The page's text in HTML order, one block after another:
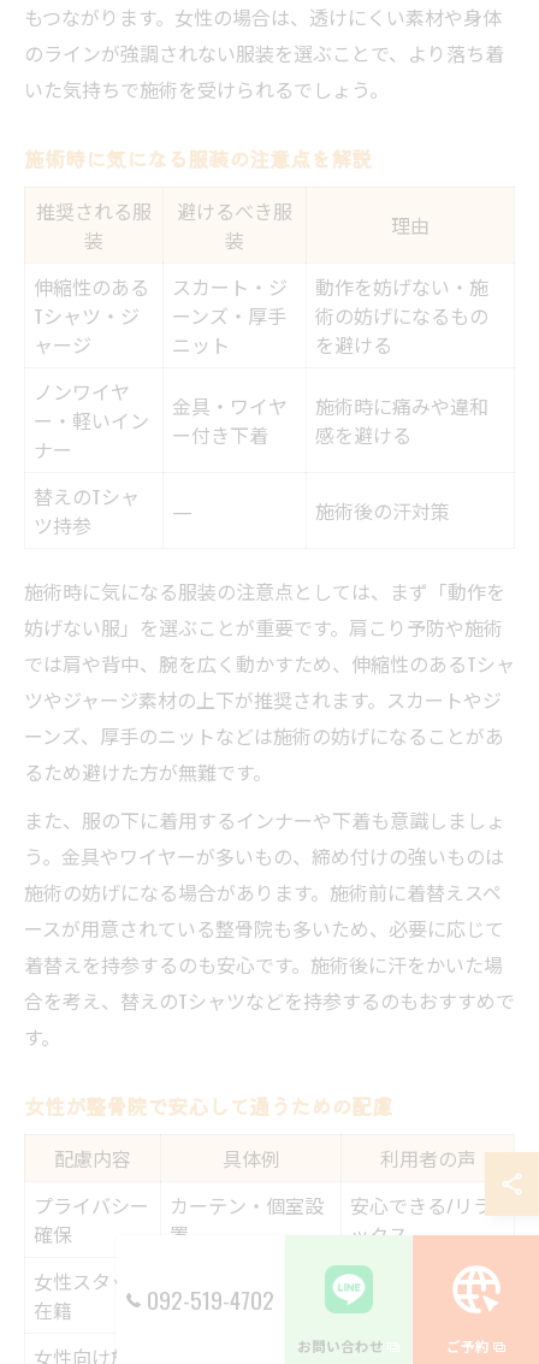
もつながります。女性の場合は、透けにくい素材や身体
のラインが強調されない服装を選ぶことで、より落ち着
いた気持ちで施術を受けられるでしょう。
施術時に気になる服装の注意点を解説
推奨される服
装
避けるべき服
装
理由
伸縮性のある
Tシャツ・ジ
ャージ
スカート・ジ
ーンズ・厚手
ニット
動作を妨げない・施
術の妨げになるもの
を避ける
ノンワイヤ
ー・軽いイン
ナー
金具・ワイヤ
ー付き下着
施術時に痛みや違和
感を避ける
替えのTシャ
ツ持参
— 施術後の汗対策
施術時に気になる服装の注意点としては、まず「動作を
妨げない服」を選ぶことが重要です。肩こり予防や施術
では肩や背中、腕を広く動かすため、伸縮性のあるTシャ
ツやジャージ素材の上下が推奨されます。スカートやジ
ーンズ、厚手のニットなどは施術の妨げになることがあ
るため避けた方が無難です。
また、服の下に着用するインナーや下着も意識しましょ
う。金具やワイヤーが多いもの、締め付けの強いものは
施術の妨げになる場合があります。施術前に着替えスペ
ースが用意されている整骨院も多いため、必要に応じて
着替えを持参するのも安心です。施術後に汗をかいた場
合を考え、替えのTシャツなどを持参するのもおすすめで
す。
女性が整骨院で安心して通うための配慮
配慮内容 具体例
利用者の声
プライバシー
確保
カーテン・個室設
置
安心できる/リラ
ックス
女性スタッフ
在籍
さ
安心して通える
女性向け施術 特有の悩みや体調 初めてでも不安少
092-519-4702
お問い合わせ ご予約